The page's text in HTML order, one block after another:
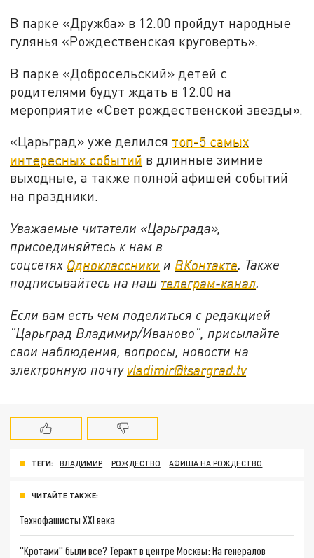
В парке «Дружба» в 12.00 пройдут народные
гулянья «Рождественская круговерть».
В парке «Добросельский» детей с
родителями будут ждать в 12.00 на
мероприятие «Свет рождественской звезды».
«Царьград» уже делился топ-5 самых
интересных событий в длинные зимние
выходные, а также полной афишей событий
на праздники.
Уважаемые читатели «Царьграда»,
присоединяйтесь к нам в
соцсетях Одноклассники и ВКонтакте. Также
подписывайтесь на наш телеграм-канал.
Если вам есть чем поделиться с редакцией
"Царьград Владимир/Иваново", присылайте
свои наблюдения, вопросы, новости на
электронную почту vladimir@tsargrad.tv
ТЕГИ: ВЛАДИМИР РОЖДЕСТВО АФИША НА РОЖДЕСТВО
ЧИТАЙТЕ ТАКЖЕ:
Технофашисты XXI века
"Кротами" были все? Теракт в центре Москвы: На генералов